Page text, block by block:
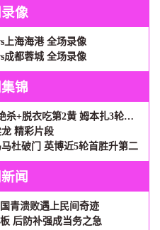
像
上海海港 全场录像
成都蓉城 全场录像
锦
三连胜！铁人3-2海港 热菲尼奥绝杀+脱衣吃第2黄 姆本扎3轮轰6球
精彩片段
杜破门 英博近5轮首胜升第二
闻
青溃败遇上民间奇迹
后防补强成当务之急